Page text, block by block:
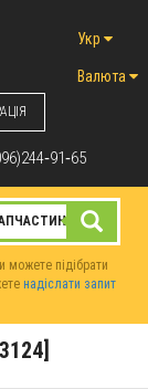
Укр
Валюта
підібрати
надіслати запит